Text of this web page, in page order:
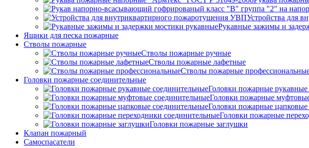
Устройства для
Рукавные зажимы и
Ящики для песка пожарные
Стволы пожарные
Стволы пожарные ручные
Стволы пожарные лафетные
Стволы пожарные
Головки пожарные соединительные
Головки пожарные рукавные
Головки пожарные
Головки пожарные цапковые
Головки пожарные
Головки пожарные заглушки
Клапан пожарный
Самоспасатели